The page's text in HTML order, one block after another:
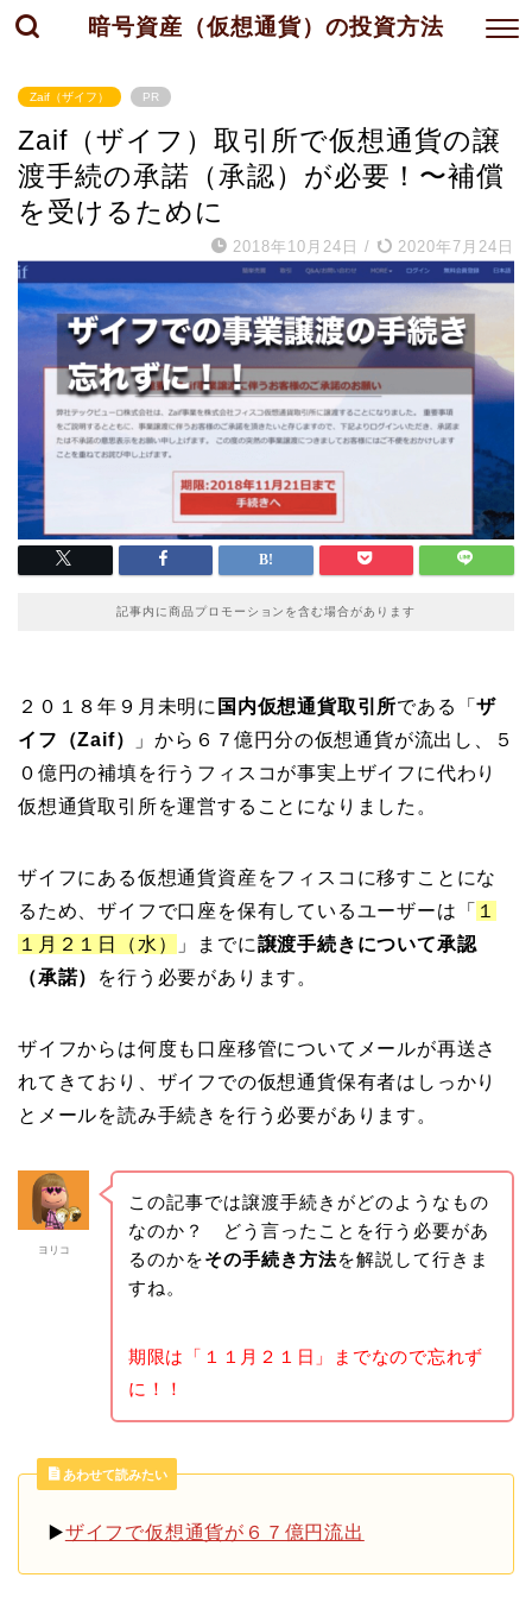
暗号資産（仮想通貨）の投資方法
Zaif（ザイフ） PR
Zaif（ザイフ）取引所で仮想通貨の譲
渡手続の承諾（承認）が必要！〜補償
を受けるために
2018年10月24日 / 2020年7月24日
記事内に商品プロモーションを含む場合があります
２０１８年９月未明に 国内仮想通貨取引所である「ザ
イフ（Zaif）
」から６７億円分の仮想通貨が流出し、５
０億円の補填を行うフィスコが事実上ザイフに代わり
仮想通貨取引所を運営することになりました。
ザイフにある仮想通貨資産をフィスコに移すことにな
るため、ザイフで口座を保有しているユーザーは「 １
１月２１日（水）
」までに譲渡手続きについて承認
（承諾）
を行う必要があります。
ザイフからは何度も口座移管についてメールが再送さ
れてきており、ザイフでの仮想通貨保有者はしっかり
とメールを読み手続きを行う必要があります。
ヨリコ
この記事では譲渡手続きがどのようなもの
なのか？ どう言ったことを行う必要があ
るのかをその手続き方法を解説して行きま
すね。
期限は「１１月２１日」までなので忘れず
に！！
あわせて読みたい
▶️ザイフで仮想通貨が６７億円流出